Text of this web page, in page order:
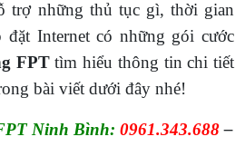
trợ những thủ tục gì, thời gian
đặt Internet có những gói cước
FPTtìm hiểu thông tin chi tiết
bài viết dưới đây nhé!
Ninh Bình: 0961.343.688 –